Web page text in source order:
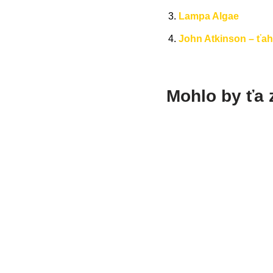
Lampa Algae
John Atkinson –
Mohlo by ťa